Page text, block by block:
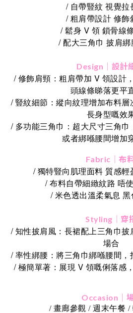
/ 自帶豎紋 視覺拉
/ 粗肩帶設計 修飾
/ 鬆身 V 領 鎖骨線
/ 配大三角巾 披肩綁
Design｜設計
/ 修飾肩頸：粗肩帶加 V 領設計
頭線條睇落更平
/ 豎紋細節：縱向紋理增加布料
長身型嘅效
/ 多功能三角巾：超大尺寸三角巾
或者綁喺腰間增加
Fabric｜布
/ 獨特豎向肌理面料 質感
/ 布料自帶細緻紋路 唔
/ 米色透出溫柔氣息
Styling｜穿
/ 知性披肩風：長裙配上三角巾
場合
/ 率性綁腰：將三角巾綁喺腰間
/ 極簡單著：展現 V 領嘅俐落感
Occasion｜
/ 畫廊參觀 / 週末午餐 /